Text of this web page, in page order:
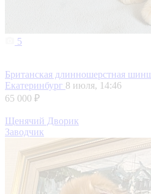
5
Британская длинношерстная
Екатеринбург 8 июля, 14:46
65 000 ₽
Щенячий Дворик
Заводчик